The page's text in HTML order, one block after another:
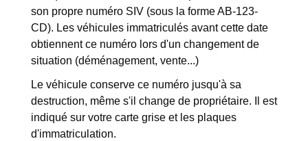
son propre numéro SIV (sous la forme AB-123-
CD). Les véhicules immatriculés avant cette date
obtiennent ce numéro lors d'un changement de
situation (déménagement, vente...)
Le véhicule conserve ce numéro jusqu'à sa
destruction, même s'il change de propriétaire. Il est
indiqué sur votre carte grise et les plaques
d'immatriculation.